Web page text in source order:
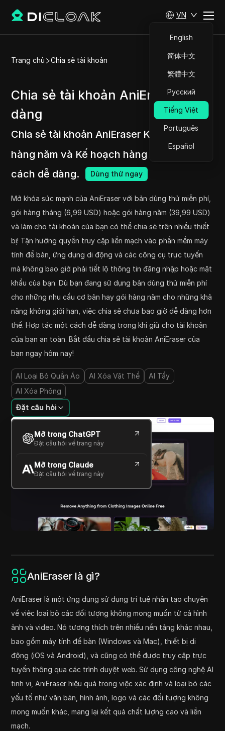
VN
English
简体中文
繁體中文
Русский
Tiếng Việt
Português
Español
Trang chủ Chia sẻ tài khoản
Chia sẻ tài khoản AniEraser dễ
dàng
Chia sẻ tài khoản AniEraser Kế hoạch
hàng năm và Kế hoạch hàng tháng một
cách dễ dàng.
Dùng thử ngay
Mở khóa sức mạnh của AniEraser với bản dùng thử miễn phí,
gói hàng tháng (6,99 USD) hoặc gói hàng năm (39,99 USD)
và làm cho tài khoản của bạn có thể chia sẻ trên nhiều thiết
bị! Tận hưởng quyền truy cập liền mạch vào phần mềm máy
tính để bàn, ứng dụng di động và các công cụ trực tuyến
mà không bao giờ phải tiết lộ thông tin đăng nhập hoặc mật
khẩu của bạn. Dù bạn đang sử dụng bản dùng thử miễn phí
cho những nhu cầu cơ bản hay gói hàng năm cho những khả
năng không giới hạn, việc chia sẻ chưa bao giờ dễ dàng hơn
thế. Hợp tác một cách dễ dàng trong khi giữ cho tài khoản
của bạn an toàn. Bắt đầu chia sẻ tài khoản AniEraser của
bạn ngay hôm nay!
AI Loại Bỏ Quần Áo AI Xóa Vật Thể
AI Tẩy
AI Xóa Phông
Đặt câu hỏi
Mở trong ChatGPT
Đặt câu hỏi về trang này
Mở trong Claude
Đặt câu hỏi về trang này
AniEraser là gì?
AniEraser là một ứng dụng sử dụng trí tuệ nhân tạo chuyên
về việc loại bỏ các đối tượng không mong muốn từ cả hình
ảnh và video. Nó tương thích trên nhiều nền tảng khác nhau,
bao gồm máy tính để bàn (Windows và Mac), thiết bị di
động (iOS và Android), và cũng có thể được truy cập trực
tuyến thông qua các trình duyệt web. Sử dụng công nghệ AI
tinh vi, AniEraser hiệu quả trong việc xác định và loại bỏ các
yếu tố như văn bản, hình ảnh, logo và các đối tượng không
mong muốn khác, mang lại kết quả chất lượng cao và liền
mạch.